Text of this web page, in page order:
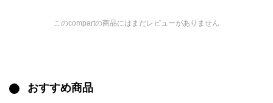
このcompartの商品にはまだレビューがありません
おすすめ商品